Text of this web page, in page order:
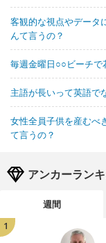
客観的な視点やデータ
んて言うの？
毎週金曜日○○ビーチで
主語が長いって英語で
女性全員子供を産むべ
て言うの？
アンカーラン
週間
1